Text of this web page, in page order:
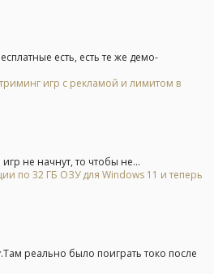
есть, есть те же демо-
игр с рекламой и лимитом в
не начнут, то чтобы не...
по 32 ГБ ОЗУ для Windows 11 и теперь
реально было поиграть токо после